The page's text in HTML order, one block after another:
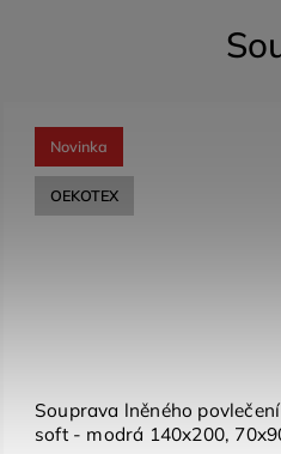
Novinka
OEKOTEX
Souprava lněného
soft - modrá 140x200,